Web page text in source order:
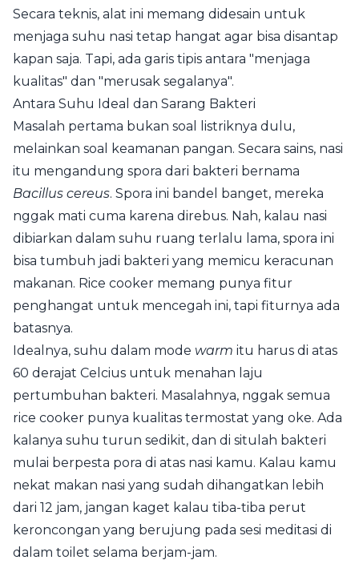
Secara teknis, alat ini memang didesain untuk
menjaga suhu nasi tetap hangat agar bisa disantap
kapan saja. Tapi, ada garis tipis antara "menjaga
kualitas" dan "merusak segalanya".
Antara Suhu Ideal dan Sarang Bakteri
Masalah pertama bukan soal listriknya dulu,
melainkan soal keamanan pangan. Secara sains, nasi
itu mengandung spora dari bakteri bernama
Bacillus cereus. Spora ini bandel banget, mereka
nggak mati cuma karena direbus. Nah, kalau nasi
dibiarkan dalam suhu ruang terlalu lama, spora ini
bisa tumbuh jadi bakteri yang memicu keracunan
makanan. Rice cooker memang punya fitur
penghangat untuk mencegah ini, tapi fiturnya ada
batasnya.
Idealnya, suhu dalam mode warm itu harus di atas
60 derajat Celcius untuk menahan laju
pertumbuhan bakteri. Masalahnya, nggak semua
rice cooker punya kualitas termostat yang oke. Ada
kalanya suhu turun sedikit, dan di situlah bakteri
mulai berpesta pora di atas nasi kamu. Kalau kamu
nekat makan nasi yang sudah dihangatkan lebih
dari 12 jam, jangan kaget kalau tiba-tiba perut
keroncongan yang berujung pada sesi meditasi di
dalam toilet selama berjam-jam.